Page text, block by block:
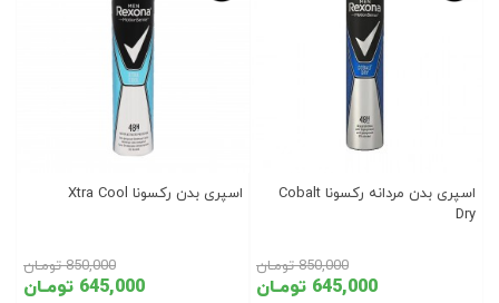
اسپری بدن مردانه رکسونا Cobalt
Dry
645,000 تومـان
850,000 تومـان
اسپری بدن رکسونا Xtra Cool
645,000 تومـان
850,000 تومـان